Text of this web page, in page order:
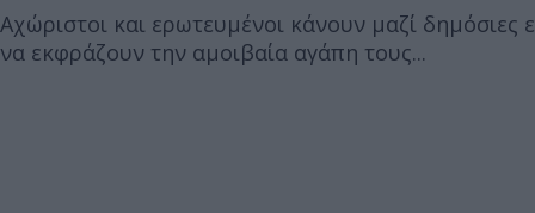
Αχώριστοι και ερωτευμένοι κάνουν μαζί δημόσιες
να εκφράζουν την αμοιβαία αγάπη τους...